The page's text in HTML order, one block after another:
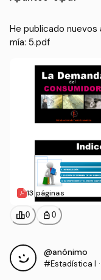
He publicado nuevos
mía: 5.pdf
13 páginas
leaderboard0 personal_bag 0
@anónimo
#Estadística I ·